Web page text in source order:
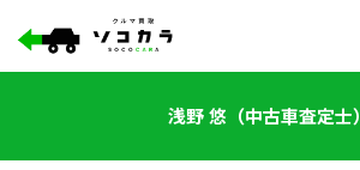
浅野 悠（中古車査定士）